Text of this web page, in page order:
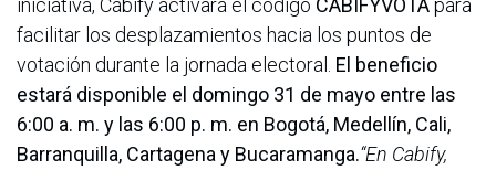
iniciativa, Cabify activará el código CABIFYVOTApara
facilitar los desplazamientos hacia los puntos de
votación durante la jornada electoral. El beneficio
estará disponible el domingo 31 de mayo entre las
6:00 a. m. y las 6:00 p. m. en Bogotá, Medellín, Cali,
Barranquilla, Cartagena y Bucaramanga.“En Cabify,